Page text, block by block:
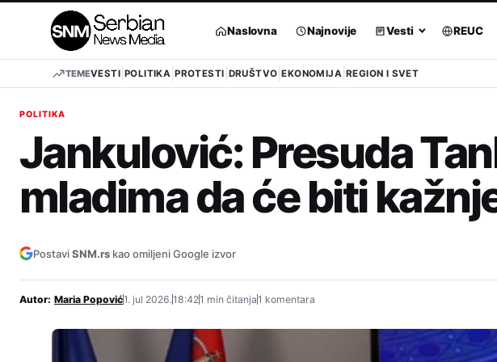
Naslovna Najnovije Vesti REUC
TEMEVESTI POLITIKA PROTESTI DRUŠTVO EKONOMIJA REGION I SVET
POLITIKA
Jankulović: Presuda
mladima da će biti
PostaviSNM.rs kao omiljeni Google izvor
Autor: Maria Popović1. jul 2026.18:421 min čitanja1 komentara